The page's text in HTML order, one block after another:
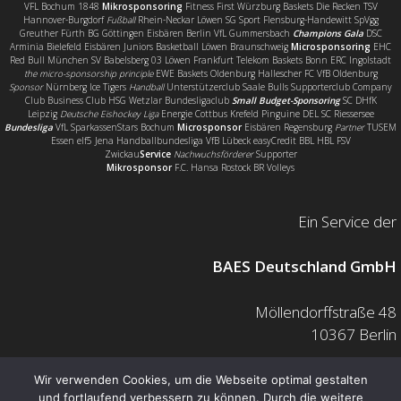
VFL Bochum 1848 Mikrosponsoring Fitness First Würzburg Baskets Die Recken TSV
Hannover-Burgdorf FußballRhein-Neckar Löwen SG Sport Flensburg-Handewitt SpVgg
Greuther Fürth BG Göttingen Eisbären Berlin VfL Gummersbach Champions GalaDSC
Arminia Bielefeld Eisbären Juniors Basketball Löwen Braunschweig Microsponsoring EHC
Red Bull München SV Babelsberg 03 Löwen Frankfurt Telekom Baskets Bonn ERC Ingolstadt
the micro-sponsorship principleEWE Baskets Oldenburg Hallescher FC VfB Oldenburg
SponsorNürnberg Ice Tigers HandballUnterstützerclub Saale Bulls Supporterclub Company
Club Business Club HSG Wetzlar Bundesligaclub Small Budget-SponsoringSC DHfK
Leipzig Deutsche Eishockey LigaEnergie Cottbus Krefeld Pinguine DEL SC Riessersee
Bundesliga VfL SparkassenStars Bochum MicrosponsorEisbären Regensburg PartnerTUSEM
Essen elf5 Jena Handballbundesliga VfB Lübeck easyCredit BBL HBL FSV
ZwickauService NachwuchsfördererSupporter
MikrosponsorF.C. Hansa Rostock BR Volleys
Ein Service der
BAES Deutschland GmbH
Möllendorffstraße 48
10367 Berlin
Mail: info@baes.de
Wir verwenden Cookies, um die Webseite optimal gestalten
und fortlaufend verbessern zu können. Durch die weitere